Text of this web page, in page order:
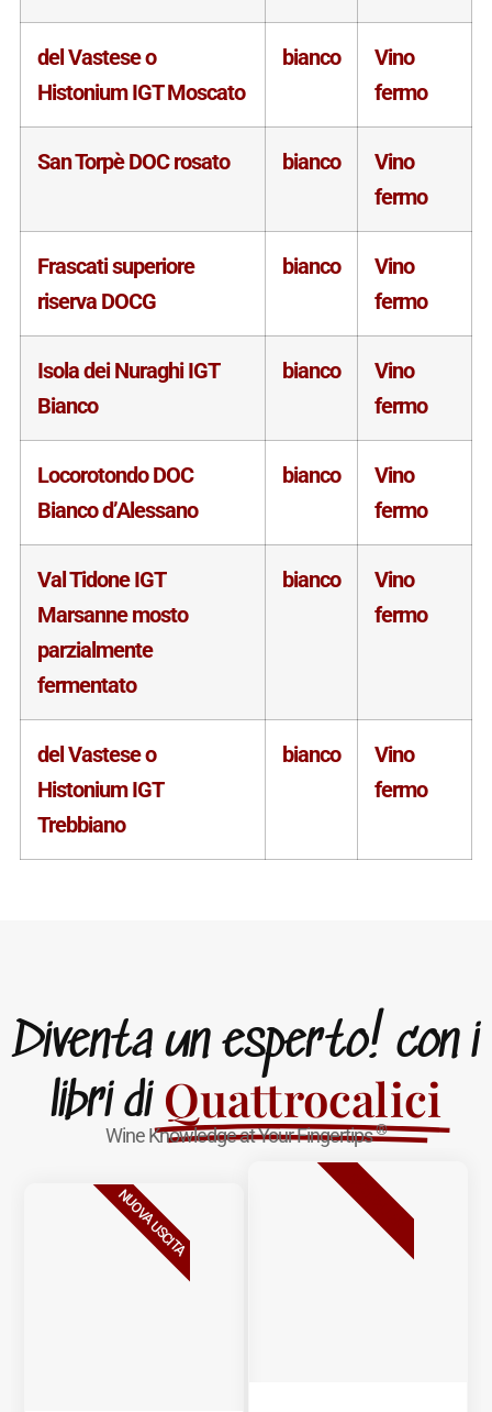
del Vastese o
Histonium IGT Moscato
bianco
Vino
fermo
San Torpè DOC rosato bianco
Vino
fermo
Frascati superiore
riserva DOCG
bianco
Vino
fermo
Isola dei Nuraghi IGT
Bianco
bianco
Vino
fermo
Locorotondo DOC
Bianco d’Alessano
bianco
Vino
fermo
Val Tidone IGT
Marsanne mosto
parzialmente
fermentato
bianco
Vino
fermo
del Vastese o
Histonium IGT
Trebbiano
bianco
Vino
fermo
Diventa un esperto! con i
libri di Quattrocalici
Wine Knowledge at Your Fingertips®
NUOVA USCITA BESTSELLER